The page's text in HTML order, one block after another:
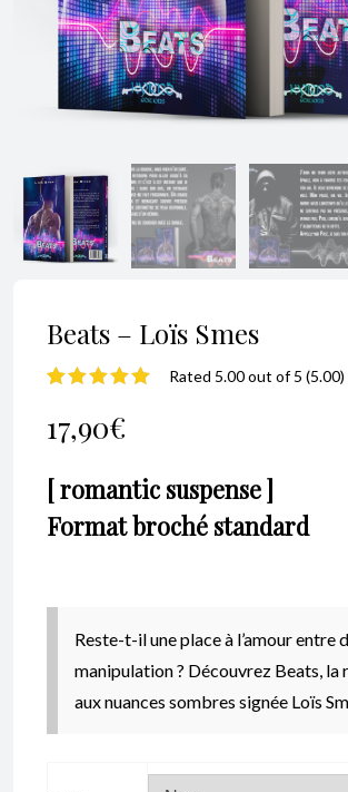
Beats – Loïs Smes
5 basé sur
Rated 5.00 out of 5 (5.00)
17,90€
[ romantic suspense ]
Format broché standard
Reste-t-il une place à l’amour entre
manipulation ? Découvrez Beats, la
aux nuances sombres signée Loïs